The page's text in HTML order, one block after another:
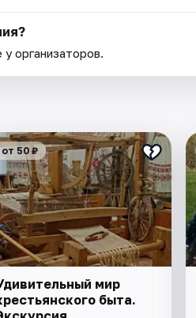
организаторов.
от 50 ₽
мир
быта.